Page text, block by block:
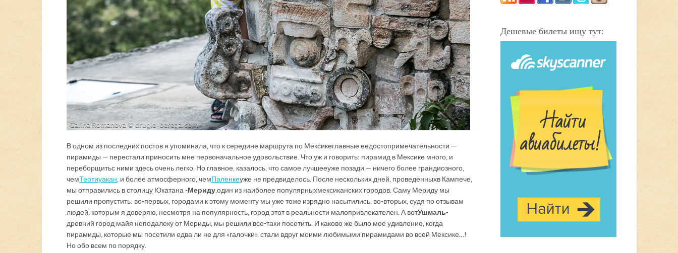
В одном из последних постов я упоминала, что к середине маршрута по Мексике главные ее достопримечательности —
пирамиды — перестали приносить мне первоначальное удовольствие. Что уж и говорить: пирамид в Мексике много, и
переборщить с ними здесь очень легко. Но главное, казалось, что самое лучшее уже позади — ничего более грандиозного,
чемТеотиуакан , и более атмосферного, чемПаленкеуже не предвиделось. После нескольких дней, проведенных в Кампече,
мы отправились в столицу Юкатана -Мериду, один из наиболее популярных мексиканских городов. Саму Мериду мы
решили пропустить: во-первых, городами к этому моменту мы уже тоже изрядно насытились, во-вторых, судя по отзывам
людей, которым я доверяю, несмотря на популярность, город этот в реальности малопривлекателен. А вотУшмаль-
древний город майя неподалеку от Мериды, мы решили все-таки посетить. И каково же было мое удивление, когда
пирамиды, которые мы посетили едва ли не для «галочки», стали вдруг моими любимыми пирамидами во всей Мексике…!
Но обо всем по порядку.
Дешевые билеты ищу тут: